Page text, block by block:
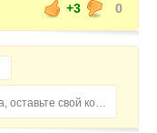
+3
0
Домохозяйка, пожалуйста, оставьте свой комментарий...